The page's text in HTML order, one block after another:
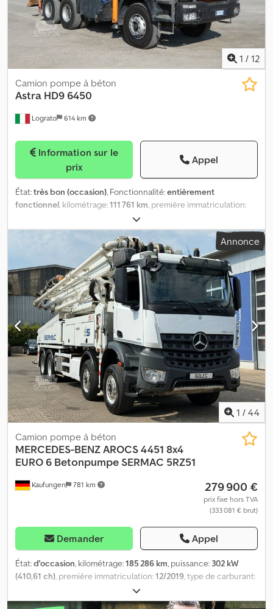
1 / 12
Lograto 614 km
Camion pompe à béton
Astra HD9 6450
prix
Appel
État:très bon (occasion), Fonctionnalité:entièrement
fonctionnel, kilométrage:111 761 km, première immatriculation:
diesel
configuration d'essieux:6x4, carburant:diesel, cabine
cabine courte, type d'engrenage: mécanique,
, Année de construction:2017, ASTRA HD9 6450,
année 2017, kilométrage 111 761, norme EURO6, équipé d'une
pompe à béton COIME M28, flèche de 28 mètres, entraînement
par prise de force. Djdpfx Aozp D Dvebmeck
Annonce
1 / 44
Kaufungen 781 km
Camion pompe à béton
MERCEDES-BENZAROCS 4451 8x4
EURO 6 Betonpumpe SERMAC 5RZ51
279 900 €
prix fixe hors TVA
(333 081 € brut)
Demander Appel
État:d'occasion, kilométrage:185 286 km, puissance: 302 kW
(410,61 ch), première immatriculation:12/2019, type de carburant:
, configuration d'essieux:
prochaine inspection (TÜV):08/2028, couleur:blanc, type